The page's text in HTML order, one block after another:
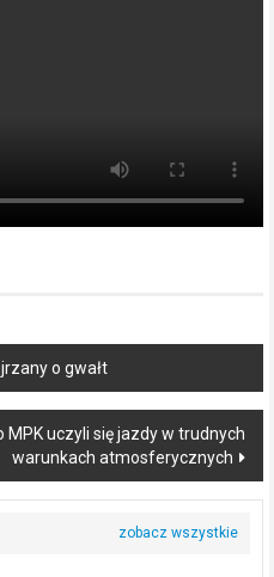
o gwałt
uczyli się jazdy w trudnych
warunkach atmosferycznych